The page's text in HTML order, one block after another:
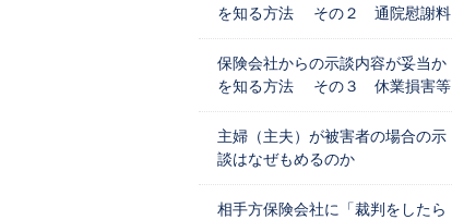
を知る方法 その２ 通院慰謝料
保険会社からの示談内容が妥当か
を知る方法 その３ 休業損害等
主婦（主夫）が被害者の場合の示
談はなぜもめるのか
相手方保険会社に「裁判をしたら